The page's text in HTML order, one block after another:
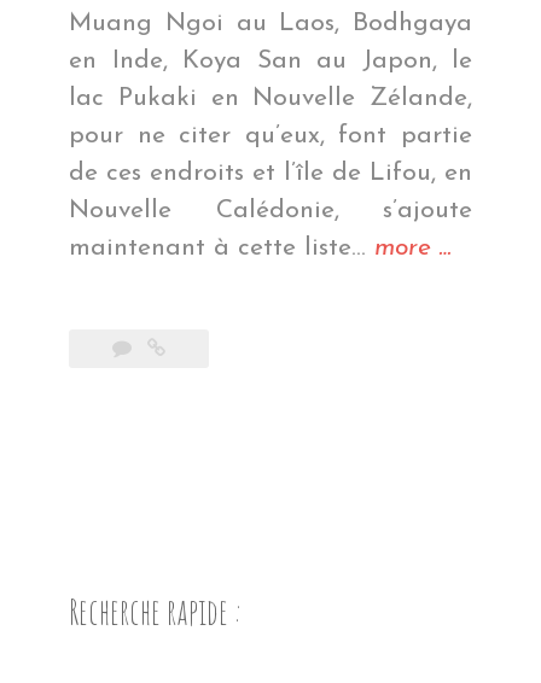
Muang Ngoi au Laos, Bodhgaya
en Inde, Koya San au Japon, le
lac Pukaki en Nouvelle Zélande,
pour ne citer qu’eux, font partie
de ces endroits et l’île de Lifou, en
Nouvelle Calédonie, s’ajoute
maintenant à cette liste… more « Notre
…
Recherche rapide :